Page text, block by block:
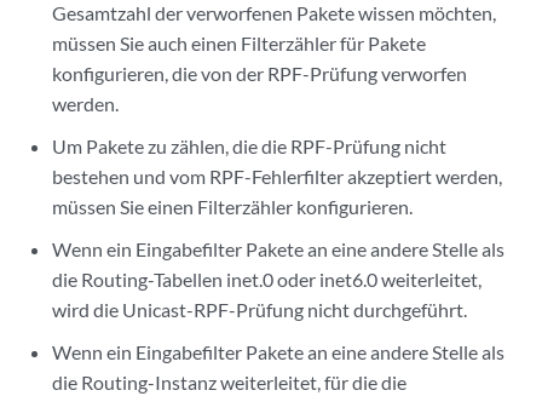
Gesamtzahl der verworfenen Pakete wissen möchten,
müssen Sie auch einen Filterzähler für Pakete
konfigurieren, die von der RPF-Prüfung verworfen
werden.
Um Pakete zu zählen, die die RPF-Prüfung nicht
bestehen und vom RPF-Fehlerfilter akzeptiert werden,
müssen Sie einen Filterzähler konfigurieren.
Wenn ein Eingabefilter Pakete an eine andere Stelle als
die Routing-Tabellen inet.0 oder inet6.0 weiterleitet,
wird die Unicast-RPF-Prüfung nicht durchgeführt.
Wenn ein Eingabefilter Pakete an eine andere Stelle als
die Routing-Instanz weiterleitet, für die die